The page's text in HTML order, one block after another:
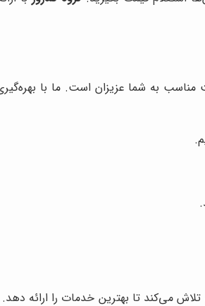
مناسب به شما عزیزان است. ما با
می‌کند تا بهترین خدمات را ارائه دهد.